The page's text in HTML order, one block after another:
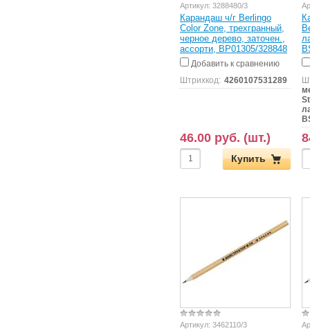
Артикул: 3288480/3
Карандаш ч/г Berlingo
Color Zone, трехгранный,
черное дерево, заточен.,
ассорти, BP01305/328848
Добавить к сравнению
Штрихкод: 4260107531289
46.00 руб. (шт.)
Купить
Артикул: 3462110/3